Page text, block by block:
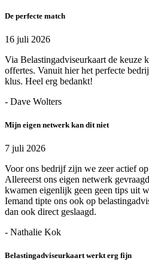
De perfecte match
16 juli 2026
Via Belastingadviseurkaart de keuze
offertes. Vanuit hier het perfecte
klus. Heel erg bedankt!
- Dave Wolters
Mijn eigen netwerk kan dit niet
7 juli 2026
Voor ons bedrijf zijn we zeer actief
Allereerst ons eigen netwerk
kwamen eigenlijk geen geen tips uit
Iemand tipte ons ook op
dan ook direct geslaagd.
- Nathalie Kok
Belastingadviseurkaart werkt erg fijn